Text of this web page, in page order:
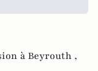
à Beyrouth ,